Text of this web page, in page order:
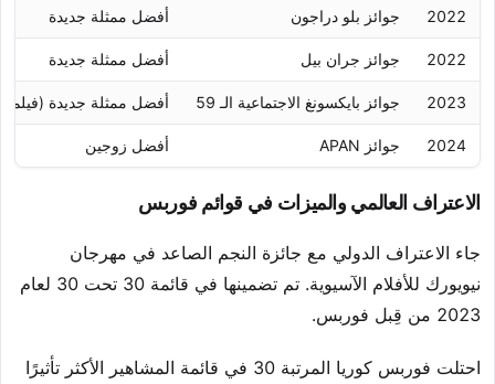
2022 جوائز بلو دراجون أفضل ممثلة جديدة
2022 جوائز جران بيل أفضل ممثلة جديدة
2023 جوائز بايكسونغ الاجتماعية الـ 59 أفضل ممثلة جديدة (فيلم)
2024 جوائز APAN أفضل زوجين
الاعتراف العالمي والميزات في قوائم فوربس
جاء الاعتراف الدولي مع جائزة النجم الصاعد في مهرجان
نيويورك للأفلام الآسيوية. تم تضمينها في قائمة 30 تحت 30 لعام
2023 من قِبل فوربس.
احتلت فوربس كوريا المرتبة 30 في قائمة المشاهير الأكثر تأثيرًا